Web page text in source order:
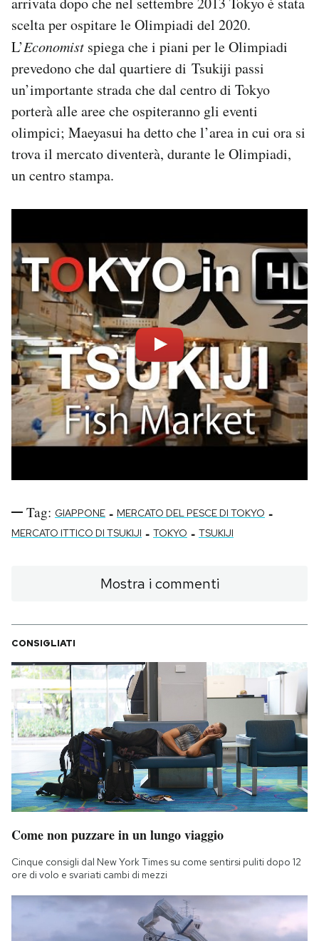
scelta per ospitare le Olimpiadi del 2020.
L’Economist spiega che i piani per le Olimpiadi
prevedono che dal quartiere di Tsukiji passi
un’importante strada che dal centro di Tokyo
porterà alle aree che ospiteranno gli eventi
olimpici; Maeyasui ha detto che l’area in cui ora si
trova il mercato diventerà, durante le Olimpiadi,
un centro stampa.
Tag: GIAPPONE - MERCATO DEL PESCE DI TOKYO -
MERCATO ITTICO DI TSUKIJI - TOKYO - TSUKIJI
Mostra i commenti
CONSIGLIATI
Come non puzzare in un lungo viaggio
Cinque consigli dal New York Times su come sentirsi puliti dopo 12
ore di volo e svariati cambi di mezzi